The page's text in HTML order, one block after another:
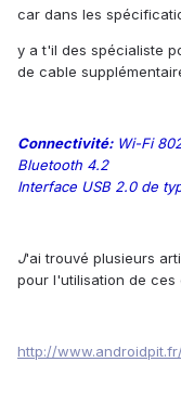
car dans les
y a t'il des spécialiste
de cable
Connectivité:Wi-Fi
Bluetooth 4.2
Interface USB 2.0 de
J'ai trouvé plusieurs
pour l'utilisation de ces
http://